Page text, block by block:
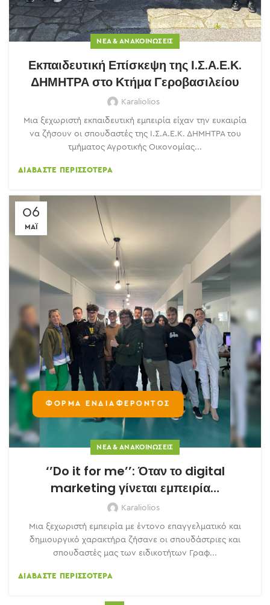
ΦΟΡΜΑ ΕΝΔΙΑΦΕΡΟΝΤΟΣ
ΝΈΑ & ΑΝΑΚΟΙΝΏΣΕΙΣ
Εκπαιδευτική Επίσκεψη της Ι.Σ.Α.Ε.Κ.
ΔΗΜΗΤΡΑ στο Κτήμα Γεροβασιλείου
Karaliolios
Μια ξεχωριστή εκπαιδευτική εμπειρία είχαν την ευκαιρία
να ζήσουν οι σπουδαστές της Ι.Σ.Α.Ε.Κ. ΔΗΜΗΤΡΑ του
τμήματος Αγροτικής Οικονομίας...
ΔΙΑΒΆΣΤΕ ΠΕΡΙΣΣΌΤΕΡΑ
06
ΜΆΙ
ΝΈΑ & ΑΝΑΚΟΙΝΏΣΕΙΣ
‘’Do it for me’’: Όταν το digital
marketing γίνεται εμπειρία…
Karaliolios
Μια ξεχωριστή εμπειρία με έντονο επαγγελματικό και
δημιουργικό χαρακτήρα ζήσανε οι σπουδάστριες και
σπουδαστές μας των ειδικοτήτων Γραφ...
ΔΙΑΒΆΣΤΕ ΠΕΡΙΣΣΌΤΕΡΑ